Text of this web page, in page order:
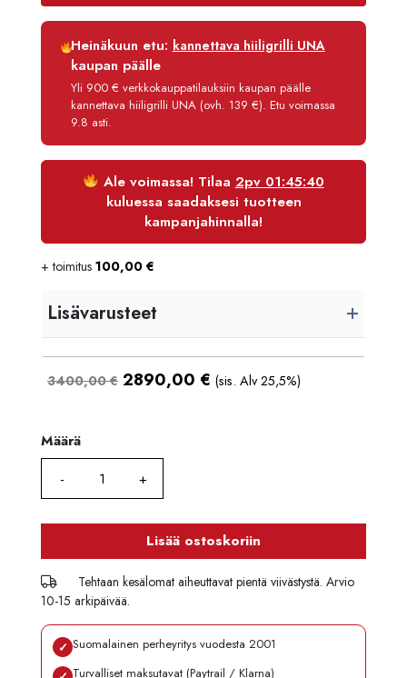
Luottoaika
12 kk
Korko
Käsittelymaksu
3,90 €/kk
Maksettava yhteensä
2 936,80 €
Heinäkuun etu: kannettava hiiligrilli UNA
kaupan päälle
Yli 900 € verkkokauppatilauksiin kaupan päälle
kannettava hiiligrilli UNA (ovh. 139 €). Etu voimassa
9.8 asti.
Ale voimassa! Tilaa2pv 01:45:39
kuluessa saadaksesi tuotteen
kampanjahinnalla!
+ toimitus 100,00 €
Lisävarusteet
3400,00 € 2890,00 € (sis. Alv 25,5%)
Määrä
Määrä
Lisää ostoskoriin
Tehtaan kesälomat aiheuttavat pientä viivästystä. Arvio
10-15 arkipäivää.
✓ Suomalainen perheyritys vuodesta 2001
Turvalliset maksutavat (Paytrail / Klarna)